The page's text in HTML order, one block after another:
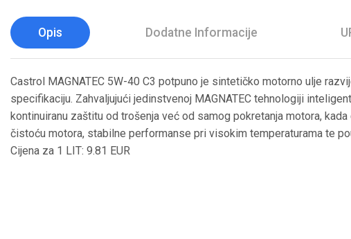
Opis Dodatne Informacije
Castrol MAGNATEC 5W-40 C3 potpuno je sintetičko motorno ulje
specifikaciju. Zahvaljujući jedinstvenoj MAGNATEC tehnologiji
kontinuiranu zaštitu od trošenja već od samog pokretanja motora,
čistoću motora, stabilne performanse pri visokim temperaturama te
Cijena za 1 LIT: 9.81 EUR